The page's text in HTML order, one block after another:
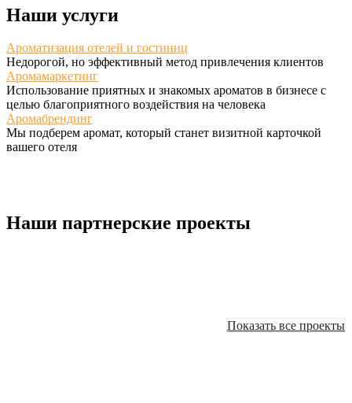
Наши услуги
Ароматизация отелей и гостиниц
Недорогой, но эффективный метод привлечения клиентов
Аромамаркетинг
Использование приятных и знакомых ароматов в бизнесе с
целью благоприятного воздействия на человека
Аромабрендинг
Мы подберем аромат, который станет визитной карточкой
вашего отеля
Наши партнерские проекты
Показать все проекты